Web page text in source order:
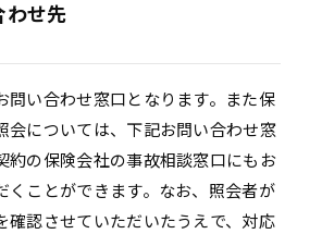
わせ先
問い合わせ窓口となります。また保
会については、下記お問い合わせ窓
約の保険会社の事故相談窓口にもお
くことができます。なお、照会者が
確認させていただいたうえで、対応